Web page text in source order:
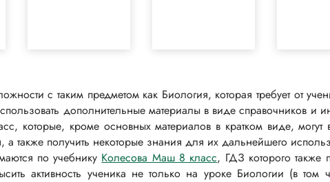
с таким предметом как Биология, которая требует от
дополнительные материалы в виде справочников
которые, кроме основных материалов в кратком виде,
а также получить некоторые знания для их дальнейшего
по учебнику Колесова Маш 8 класс, ГДЗ которого
активность ученика не только на уроке Биологии (в